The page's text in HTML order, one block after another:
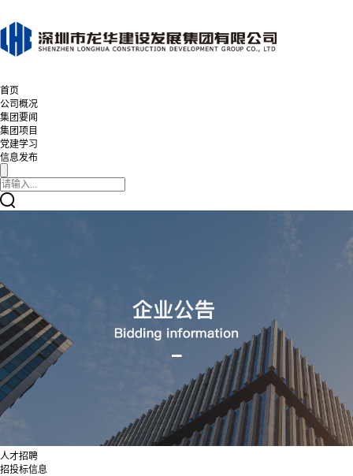
首页
公司概况
集团要闻
集团项目
党建学习
信息发布
人才招聘
招投标信息